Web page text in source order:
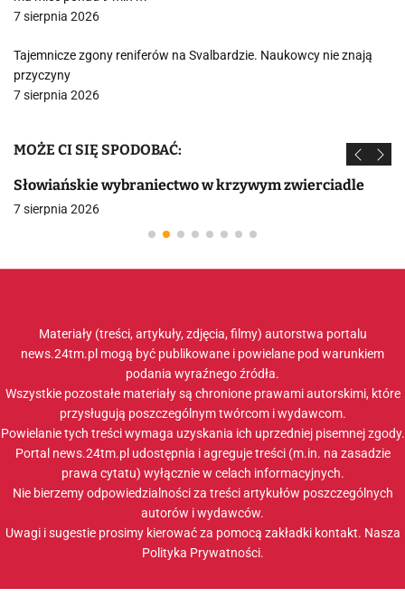
7 sierpnia 2026
Tajemnicze zgony reniferów na Svalbardzie. Naukowcy nie znają
przyczyny
7 sierpnia 2026
MOŻE CI SIĘ SPODOBAĆ:
Słowiańskie wybraniectwo w krzywym zwierciadle
7 sierpnia 2026
Materiały (treści, artykuły, zdjęcia, filmy) autorstwa portalu
news.24tm.pl mogą być publikowane i powielane pod warunkiem
podania wyraźnego źródła.
Wszystkie pozostałe materiały są chronione prawami autorskimi, które
przysługują poszczególnym twórcom i wydawcom.
Powielanie tych treści wymaga uzyskania ich uprzedniej pisemnej zgody.
Portal news.24tm.pl udostępnia i agreguje treści (m.in. na zasadzie
prawa cytatu) wyłącznie w celach informacyjnych.
Nie bierzemy odpowiedzialności za treści artykułów poszczególnych
autorów i wydawców.
Uwagi i sugestie prosimy kierować za pomocą zakładki kontakt. Nasza
Polityka Prywatności.